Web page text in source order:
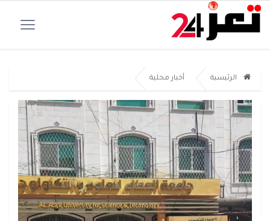
الرئيسية أخبار محلية